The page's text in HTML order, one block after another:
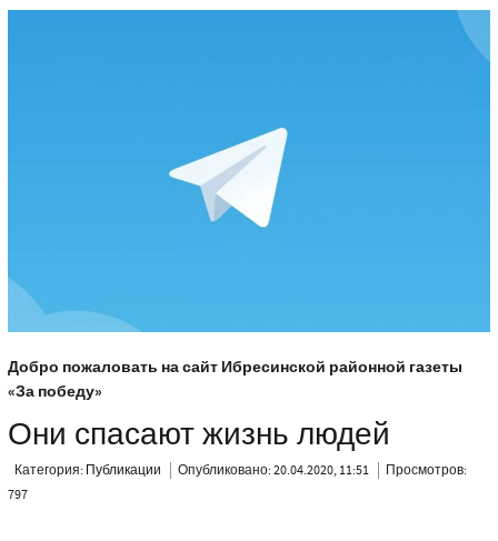
Добро пожаловать на сайт Ибресинской районной газеты
«За победу»
Они спасают жизнь людей
Категория: Публикации Опубликовано: 20.04.2020, 11:51
Просмотров:
797